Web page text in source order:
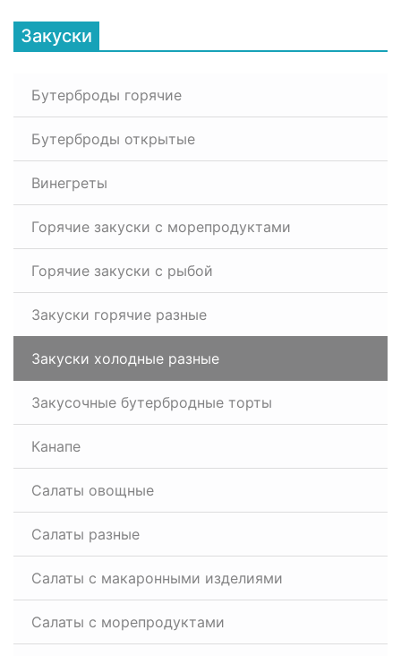
Закуски
Бутерброды горячие
Бутерброды открытые
Винегреты
Горячие закуски с морепродуктами
Горячие закуски с рыбой
Закуски горячие разные
Закуски холодные разные
Закусочные бутербродные торты
Канапе
Салаты овощные
Салаты разные
Салаты с макаронными изделиями
Салаты с морепродуктами